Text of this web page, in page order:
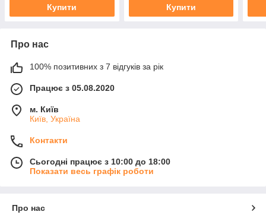
Купити Купити
Про нас
100% позитивних з 7 відгуків за рік
Працює з 05.08.2020
м. Київ
Київ, Україна
Контакти
Сьогодні працює з 10:00 до 18:00
Показати весь графік роботи
Про нас